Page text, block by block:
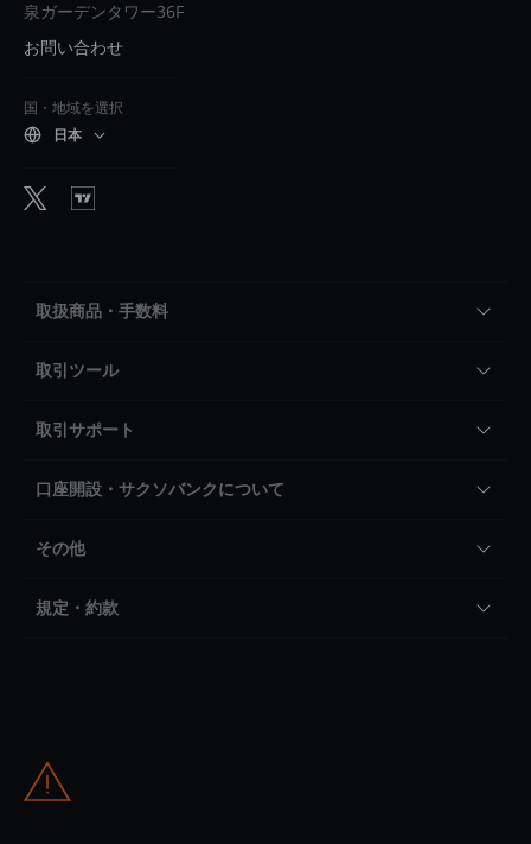
泉ガーデンタワー36F
お問い合わせ
国・地域を選択
日本
取扱商品・手数料
取引ツール
取引サポート
口座開設・サクソバンクについて
その他
規定・約款